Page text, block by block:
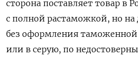
сторона поставляет товар в
с полной растаможкой, но
без оформления
или в серую, по